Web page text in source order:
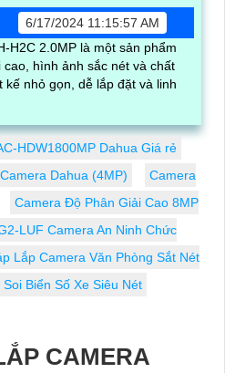
6/17/2024 11:15:57 AM
H2C 2.0MP là một sản phẩm
hình ảnh sắc nét và chất
HDW1800MP Dahua Giá rẻ
Dahua (4MP)
Camera
Camera Độ Phân Giải Cao 8MP
LUF Camera An Ninh Chức
Lắp Camera Văn Phòng Sắt Nét
Biển Số Xe Siêu Nét
CAMERA